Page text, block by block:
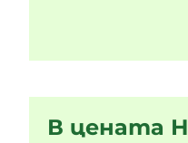
В цената